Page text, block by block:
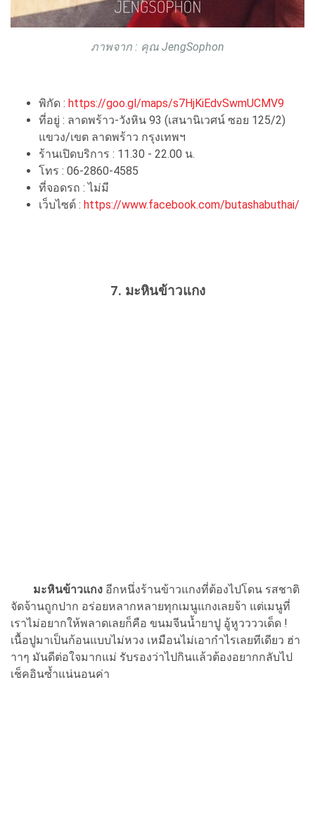
ภาพจาก : คุณ JengSophon
พิกัด : https://goo.gl/maps/s7HjKiEdvSwmUCMV9
ที่อยู่ : ลาดพร้าว-วังหิน 93 (เสนานิเวศน์ ซอย 125/2)
แขวง/เขต ลาดพร้าว กรุงเทพฯ
ร้านเปิดบริการ : 11.30 - 22.00 น.
โทร : 06-2860-4585
ที่จอดรถ : ไม่มี
เว็บไซต์ : https://www.facebook.com/butashabuthai/
7. มะหินข้าวแกง
มะหินข้าวแกง อีกหนึ่งร้านข้าวแกงที่ต้องไปโดน รสชาติ
จัดจ้านถูกปาก อร่อยหลากหลายทุกเมนูแกงเลยจ้า แต่เมนูที่
เราไม่อยากให้พลาดเลยก็คือ ขนมจีนน้ำยาปู อู้หูววววเด็ด !
เนื้อปูมาเป็นก้อนแบบไม่หวง เหมือนไม่เอากำไรเลยทีเดียว ฮ่า
าาๆ มันดีต่อใจมากแม่ รับรองว่าไปกินแล้วต้องอยากกลับไป
เช็คอินซ้ำแน่นอนค่า